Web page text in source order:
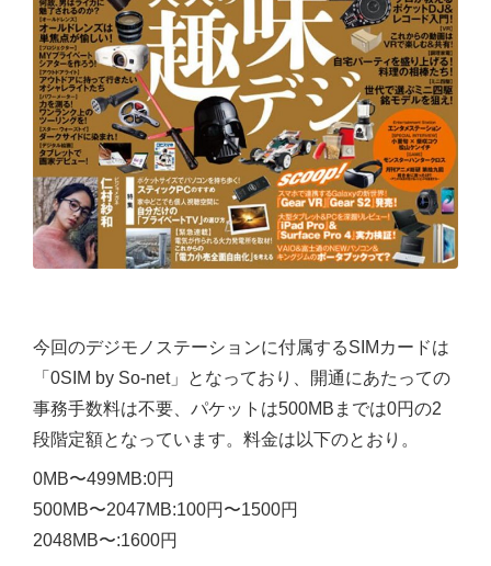
今回のデジモノステーションに付属するSIMカードは
「0SIM by So-net」となっており、開通にあたっての
事務手数料は不要、パケットは500MBまでは0円の2
段階定額となっています。料金は以下のとおり。
0MB〜499MB:0円
500MB〜2047MB:100円〜1500円
2048MB〜:1600円